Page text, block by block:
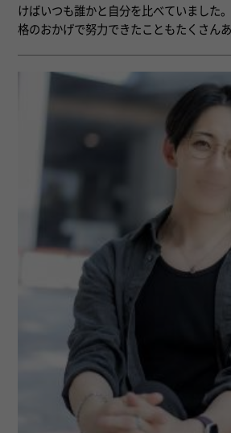
けばいつも誰かと自分を比べていました
格のおかげで努力できたこともたくさんあ